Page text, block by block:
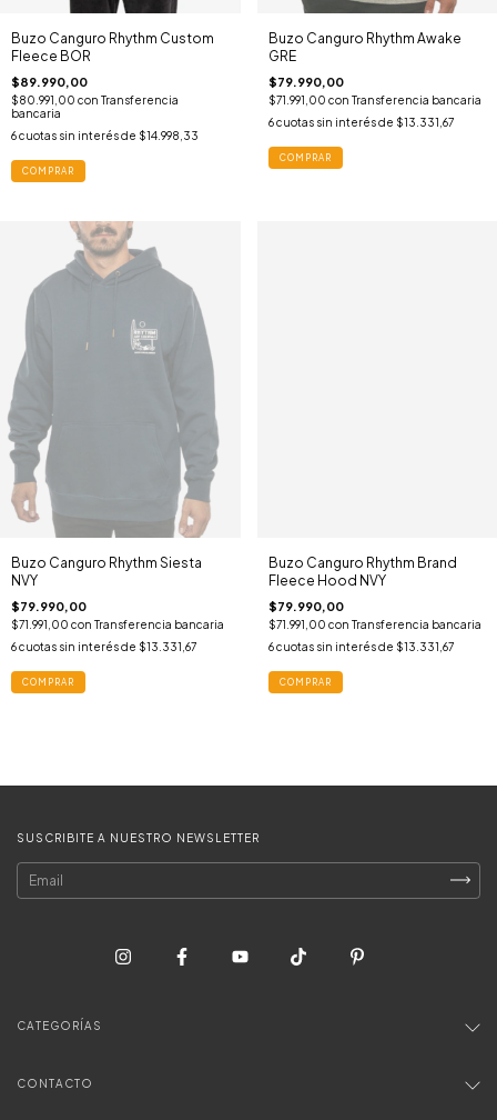
Buzo Canguro Rhythm Custom
Fleece BOR
$89.990,00
$80.991,00 con Transferencia
bancaria
6cuotas sin interés de $14.998,33
COMPRAR
Buzo Canguro Rhythm Awake
GRE
$79.990,00
$71.991,00 con Transferencia bancaria
6 cuotas sin interés de $13.331,67
COMPRAR
Buzo Canguro Rhythm Siesta
NVY
$79.990,00
$71.991,00 con Transferencia bancaria
6cuotas sin interés de $13.331,67
COMPRAR
Buzo Canguro Rhythm Brand
Fleece Hood NVY
$79.990,00
$71.991,00 con Transferencia bancaria
6 cuotas sin interés de $13.331,67
COMPRAR
SUSCRIBITE A NUESTRO NEWSLETTER
CATEGORÍAS
CONTACTO